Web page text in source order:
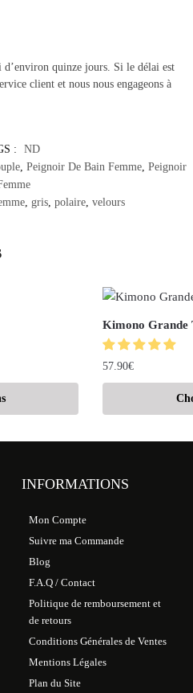
quinze jours. Si le délai est
client et nous nous engageons à
:
ND
, Peignoir De Bain Femme, Peignoir
, gris, polaire, velours
Kimono Grande
57.90€
INFORMATIONS
Mon Compte
Suivre ma Commande
Blog
F.A.Q / Contact
Politique de remboursement et
de retours
Conditions Générales de Ventes
Mentions Légales
Plan du Site